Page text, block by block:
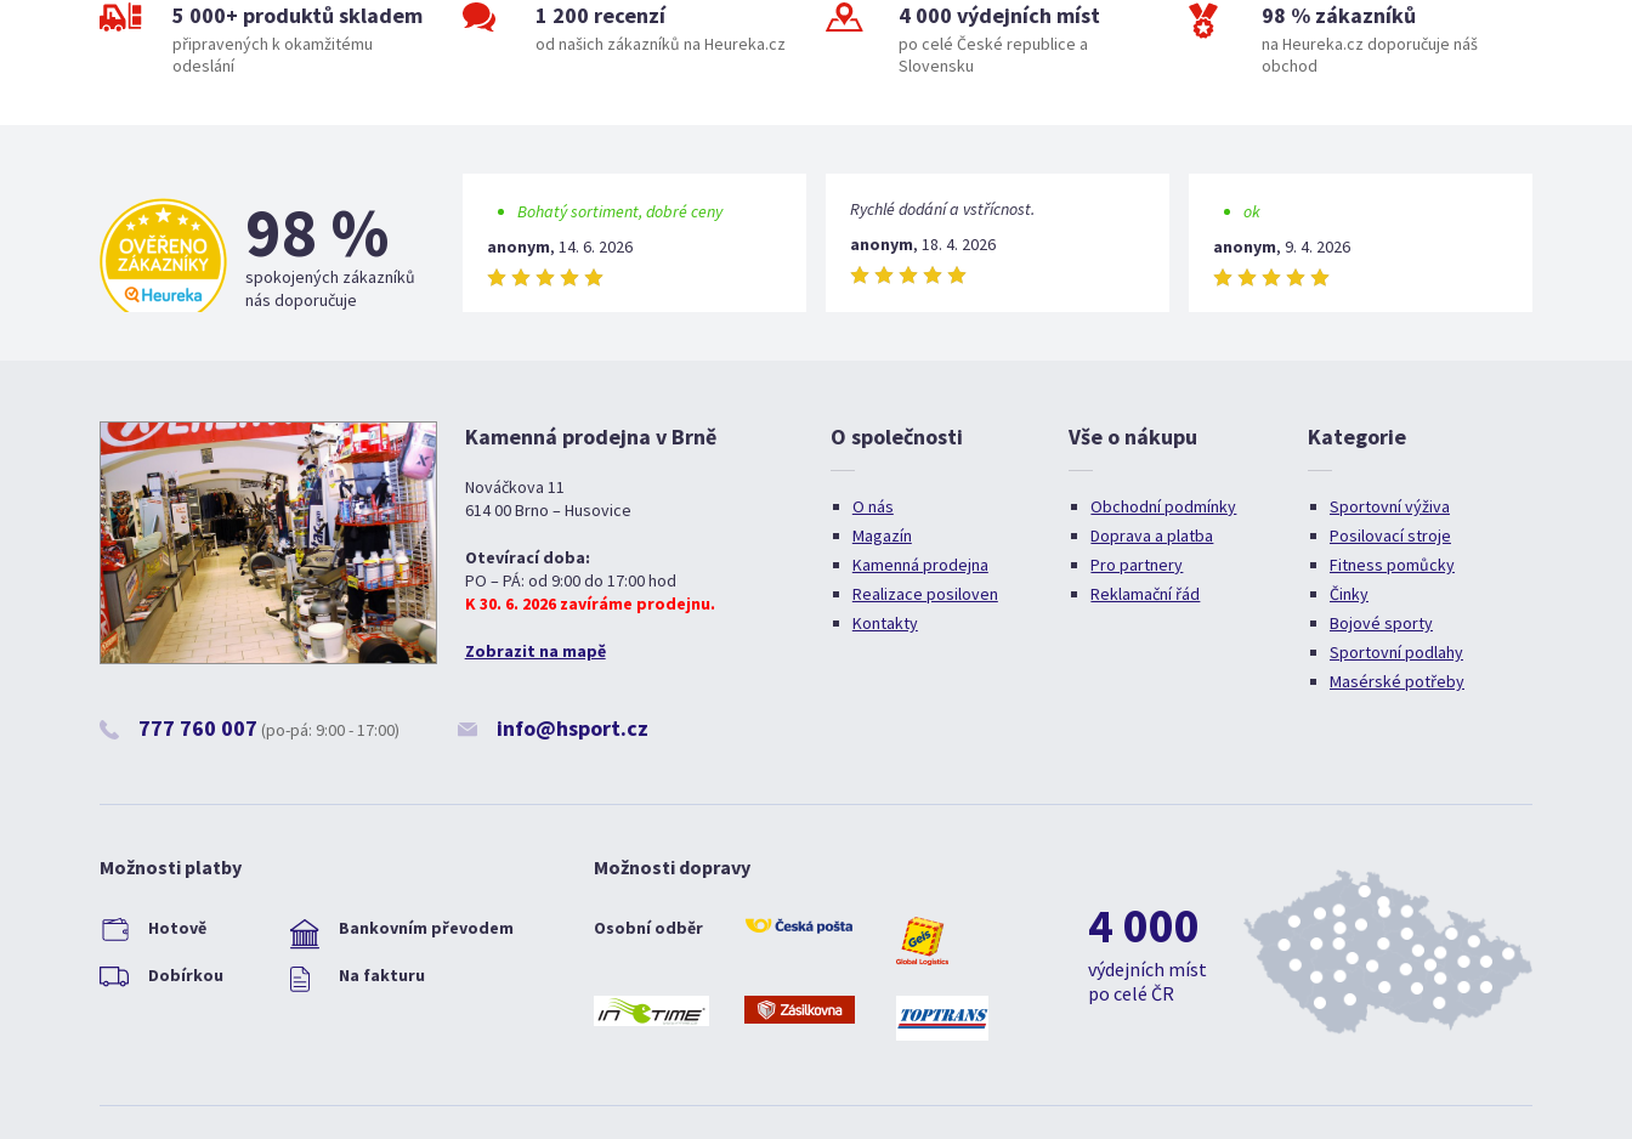
5 000+ produktů skladem
připravených k okamžitému
odeslání
1 200 recenzí
od našich zákazníků na Heureka.cz
4 000 výdejních míst
po celé České republice a
Slovensku
98 % zákazníků
na Heureka.cz doporučuje náš
obchod
98 %
spokojených zákazníků
nás doporučuje
Bohatý sortiment, dobré ceny
anonym, 14. 6. 2026
Rychlé dodání a vstřícnost.
anonym, 18. 4. 2026
ok
anonym, 9. 4. 2026
Kamenná prodejna v Brně
Nováčkova 11
614 00 Brno – Husovice
Otevírací doba:
PO – PÁ: od 9:00 do 17:00 hod
K 30. 6. 2026 zavíráme prodejnu.
Zobrazit na mapě
777 760 007 (po-pá: 9:00 - 17:00) info@hsport.cz
O společnosti
O nás
Magazín
Kamenná prodejna
Realizace posiloven
Kontakty
Vše o nákupu
Obchodní podmínky
Doprava a platba
Pro partnery
Reklamační řád
Kategorie
Sportovní výživa
Posilovací stroje
Fitness pomůcky
Činky
Bojové sporty
Sportovní podlahy
Masérské potřeby
Možnosti platby
Hotově Bankovním převodem
Dobírkou Na fakturu
Možnosti dopravy
Osobní odběr 4 000
výdejních míst
po celé ČR